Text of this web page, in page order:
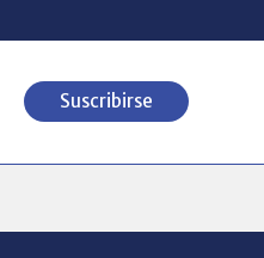
Suscribirse